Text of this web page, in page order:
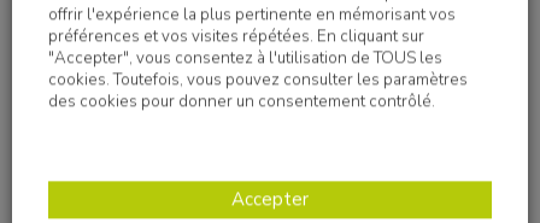
habitudes alimentaires.
offrir l'expérience la plus pertinente en mémorisant vos
préférences et vos visites répétées. En cliquant sur
"Accepter", vous consentez à l'utilisation de TOUS les
cookies. Toutefois, vous pouvez consulter les paramètres
des cookies pour donner un consentement contrôlé.
Accepter